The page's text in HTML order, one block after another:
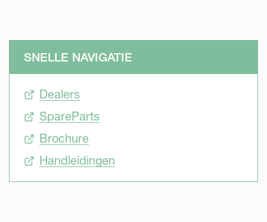
SNELLE NAVIGATIE
Dealers
SpareParts
Brochure
Handleidingen